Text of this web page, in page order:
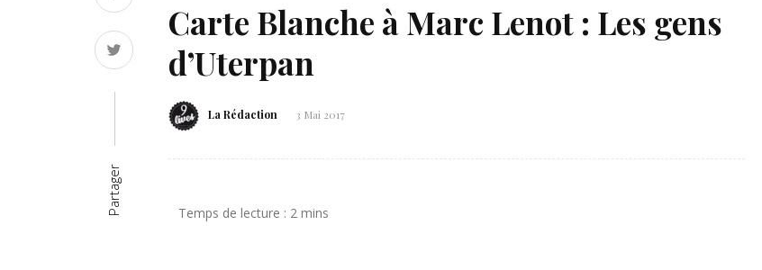
Partager
Carte Blanche à Marc Lenot : Les gens
d’Uterpan
La Rédaction 3 Mai 2017